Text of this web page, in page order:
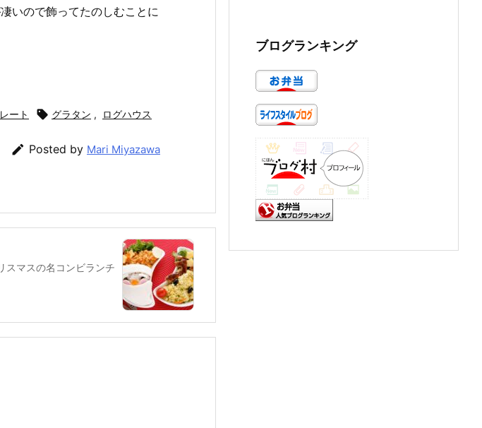
いので飾ってたのしむことに
ート  グラタン , ログハウス
 Posted by Mari Miyazawa
スマスの名コンビランチ
ブログランキング